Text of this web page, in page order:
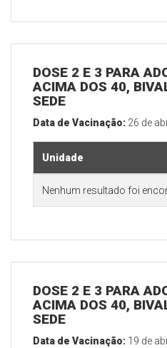
DOSE 2 E 3 PARA
ACIMA DOS 40,
SEDE
Data de Vacinação: 26 de
Unidade
Nenhum resultado foi
DOSE 2 E 3 PARA
ACIMA DOS 40,
SEDE
Data de Vacinação: 19 de